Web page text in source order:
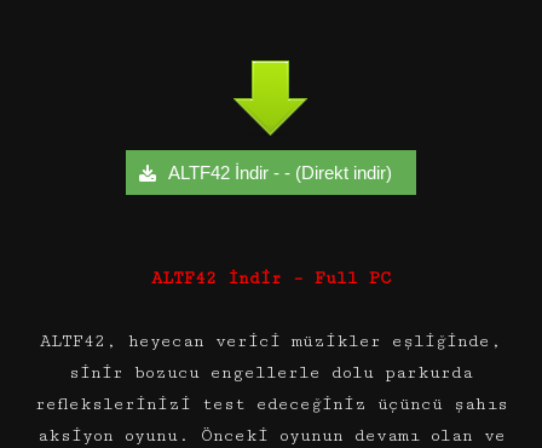
ALTF42 İndir - - (Direkt indir)
ALTF42 İndir – Full PC
ALTF42, heyecan verici müzikler eşliğinde,
sinir bozucu engellerle dolu parkurda
reflekslerinizi test edeceğiniz üçüncü şahıs
aksiyon oyunu. Önceki oyunun devamı olan ve